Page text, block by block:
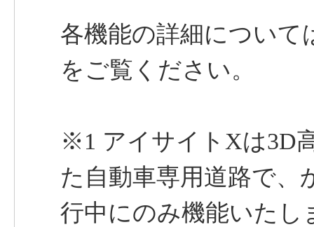
各機能の詳細について
をご覧ください。
※1 アイサイトXは3D
た自動車専用道路で、
行中にのみ機能いたし